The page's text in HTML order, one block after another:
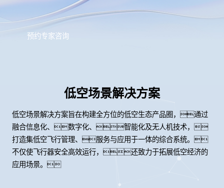
预约专家咨询
低空场景解决方案
低空场景解决方案旨在构建全方位的低空生态产品圈，通过
融合信息化、数字化、智能化及无人机技术，
打造集低空飞行管理、服务与应用于一体的综合系统。
不仅使飞行器安全高效运行，还致力于拓展低空经济的
应用场景。